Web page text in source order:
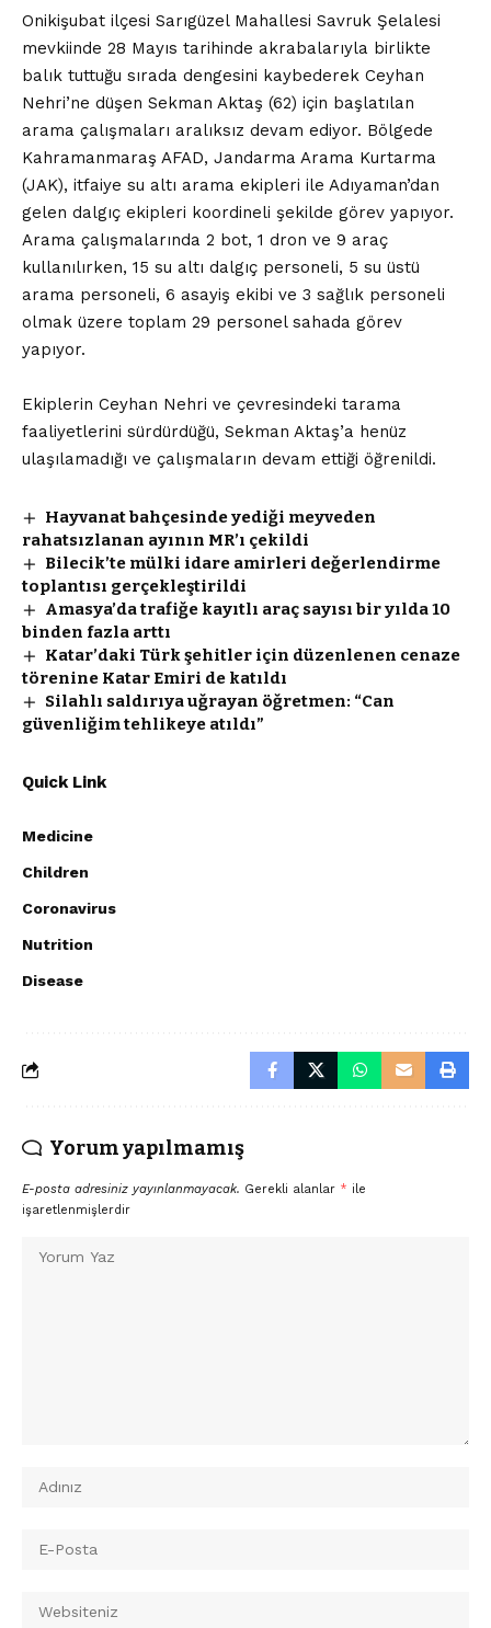
Onikişubat ilçesi Sarıgüzel Mahallesi Savruk Şelalesi
mevkiinde 28 Mayıs tarihinde akrabalarıyla birlikte
balık tuttuğu sırada dengesini kaybederek Ceyhan
Nehri’ne düşen Sekman Aktaş (62) için başlatılan
arama çalışmaları aralıksız devam ediyor. Bölgede
Kahramanmaraş AFAD, Jandarma Arama Kurtarma
(JAK), itfaiye su altı arama ekipleri ile Adıyaman’dan
gelen dalgıç ekipleri koordineli şekilde görev yapıyor.
Arama çalışmalarında 2 bot, 1 dron ve 9 araç
kullanılırken, 15 su altı dalgıç personeli, 5 su üstü
arama personeli, 6 asayiş ekibi ve 3 sağlık personeli
olmak üzere toplam 29 personel sahada görev
yapıyor.
Ekiplerin Ceyhan Nehri ve çevresindeki tarama
faaliyetlerini sürdürdüğü, Sekman Aktaş’a henüz
ulaşılamadığı ve çalışmaların devam ettiği öğrenildi.
Hayvanat bahçesinde yediği meyveden
rahatsızlanan ayının MR’ı çekildi
Bilecik’te mülki idare amirleri değerlendirme
toplantısı gerçekleştirildi
Amasya’da trafiğe kayıtlı araç sayısı bir yılda 10
binden fazla arttı
Katar’daki Türk şehitler için düzenlenen cenaze
törenine Katar Emiri de katıldı
Silahlı saldırıya uğrayan öğretmen: “Can
güvenliğim tehlikeye atıldı”
Quick Link
Medicine
Children
Coronavirus
Nutrition
Disease
Yorum yapılmamış
E-posta adresiniz yayınlanmayacak. Gerekli alanlar * ile
işaretlenmişlerdir